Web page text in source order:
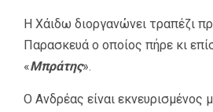
Η Χάιδω διοργανώνει τραπέζι
Παρασκευά ο οποίος πήρε κι
«Μπράτης».
Ο Ανδρέας είναι εκνευρισμένος